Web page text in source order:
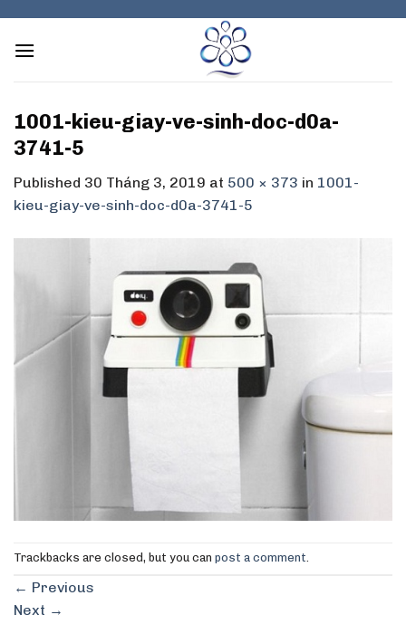
content
1001-kieu-giay-ve-sinh-doc-d0a-
3741-5
Published 30 Tháng 3, 2019 at 500 × 373 in 1001-
kieu-giay-ve-sinh-doc-d0a-3741-5
Trackbacks are closed, but you can post a comment.
← Previous
Next →